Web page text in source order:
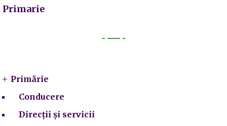
Primarie
Primărie
Conducere
Direcții și servicii